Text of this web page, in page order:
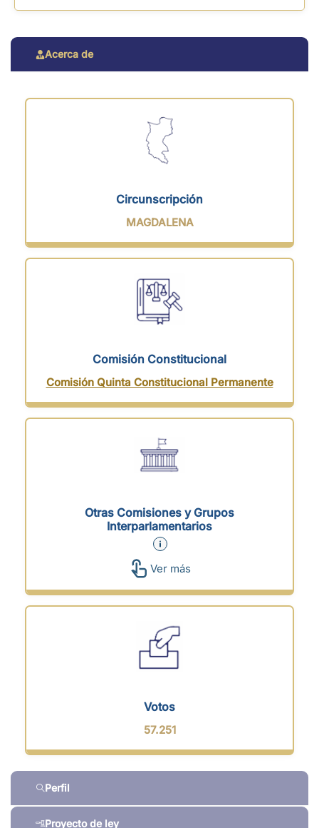
Acerca de
Perfil
Proyecto de ley
Circunscripción
MAGDALENA
Comisión Constitucional
Comisión Quinta Constitucional Permanente
Otras Comisiones y Grupos
Interparlamentarios
Ver más
Votos
57.251